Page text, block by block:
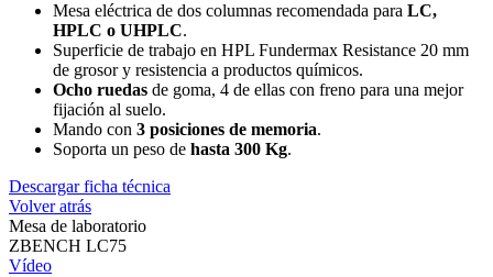
Mesa eléctrica de dos columnas recomendada para LC,
HPLC o UHPLC.
Superficie de trabajo en HPL Fundermax Resistance 20 mm
de grosor y resistencia a productos químicos.
Ocho ruedas de goma, 4 de ellas con freno para una mejor
fijación al suelo.
Mando con 3 posiciones de memoria.
Soporta un peso de hasta 300 Kg.
Descargar ficha técnica
Volver atrás
Mesa de laboratorio
ZBENCH LC75
Vídeo